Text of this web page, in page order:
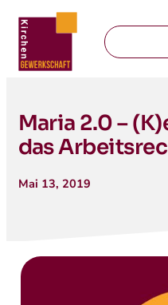
Maria 2.0 –
das
Mai 13, 2019